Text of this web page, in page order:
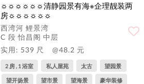
☼☼☼☼☼☼清静园景有海※企理靓装两
房☼☼☼☼☼☼
西湾河 鲤景湾
C 段 怡昌阁 中层
实用: 539 尺
@48.2 元
2 房 , 1 浴室 私人屋苑 太古 望园景
望开扬景 望市景 望海景 豪华装修